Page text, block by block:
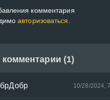
комментария
авторизоваться.
комментарии (1)
10/28/2024,